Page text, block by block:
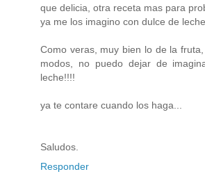
que delicia, otra receta mas para
ya me los imagino con dulce de
Como veras, muy bien lo de la
modos, no puedo dejar de
leche!!!!
ya te contare cuando los haga...
Saludos.
Responder